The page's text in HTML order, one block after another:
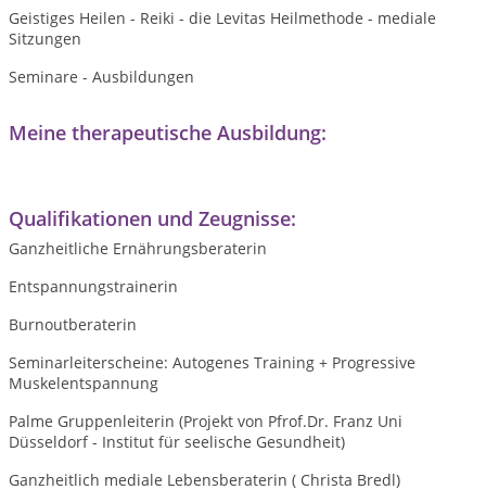
Geistiges Heilen - Reiki - die Levitas Heilmethode - mediale
Sitzungen
Seminare - Ausbildungen
Meine therapeutische Ausbildung:
Qualifikationen und Zeugnisse:
Ganzheitliche Ernährungsberaterin
Entspannungstrainerin
Burnoutberaterin
Seminarleiterscheine: Autogenes Training + Progressive
Muskelentspannung
Palme Gruppenleiterin (Projekt von Pfrof.Dr. Franz Uni
Düsseldorf - Institut für seelische Gesundheit)
Ganzheitlich mediale Lebensberaterin ( Christa Bredl)